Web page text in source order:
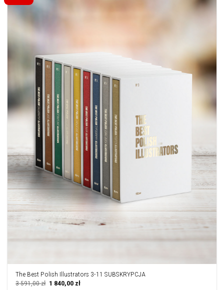
The Best Polish Illustrators 3-11 SUBSKRYPCJA
3 591,00zł Pierwotna
1 840,00 złAktualna